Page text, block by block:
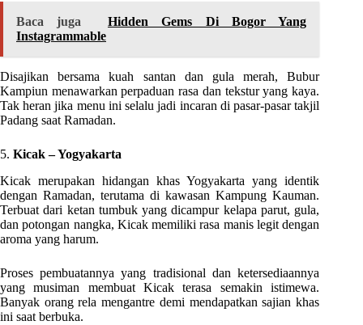
Baca juga
Hidden Gems Di Bogor Yang
Instagrammable
Disajikan bersama kuah santan dan gula merah, Bubur
Kampiun menawarkan perpaduan rasa dan tekstur yang kaya.
Tak heran jika menu ini selalu jadi incaran di pasar-pasar takjil
Padang saat Ramadan.
5. Kicak – Yogyakarta
Kicak merupakan hidangan khas Yogyakarta yang identik
dengan Ramadan, terutama di kawasan Kampung Kauman.
Terbuat dari ketan tumbuk yang dicampur kelapa parut, gula,
dan potongan nangka, Kicak memiliki rasa manis legit dengan
aroma yang harum.
Proses pembuatannya yang tradisional dan ketersediaannya
yang musiman membuat Kicak terasa semakin istimewa.
Banyak orang rela mengantre demi mendapatkan sajian khas
ini saat berbuka.